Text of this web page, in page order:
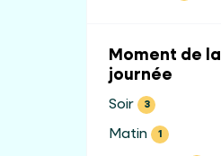
Moment de la
journée
Soir 3
Matin 1